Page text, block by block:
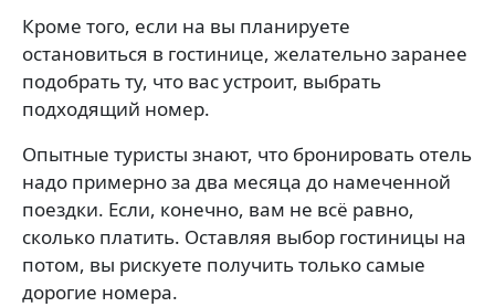
Кроме того, если на вы планируете
остановиться в гостинице, желательно заранее
подобрать ту, что вас устроит, выбрать
подходящий номер.
Опытные туристы знают, что бронировать отель
надо примерно за два месяца до намеченной
поездки. Если, конечно, вам не всё равно,
сколько платить. Оставляя выбор гостиницы на
потом, вы рискуете получить только самые
дорогие номера.